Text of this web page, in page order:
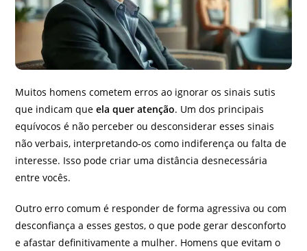
Muitos homens cometem erros ao ignorar os sinais sutis
que indicam queela quer atenção. Um dos principais
equívocos é não perceber ou desconsiderar esses sinais
não verbais, interpretando-os como indiferença ou falta de
interesse. Isso pode criar uma distância desnecessária
entre vocês.
Outro erro comum é responder de forma agressiva ou com
desconfiança a esses gestos, o que pode gerar desconforto
e afastar definitivamente a mulher. Homens que evitam o